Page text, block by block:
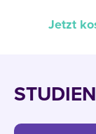
Jetzt